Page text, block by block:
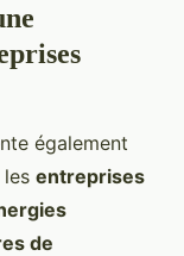
également
entreprises
de